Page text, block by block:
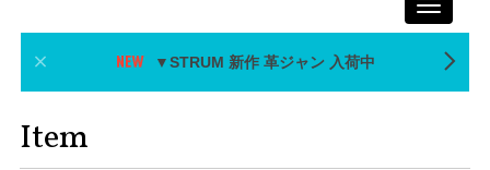
Toggle
▼STRUM 新作 革ジャン 入荷中
Item